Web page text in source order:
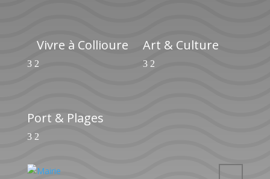
Vivre à Collioure Art & Culture
Port & Plages